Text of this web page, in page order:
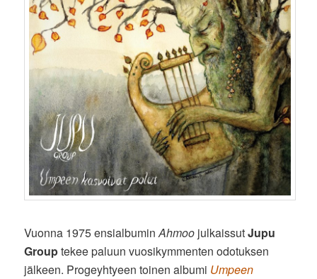
Vuonna 1975 ensialbuminAhmoo julkaissutJupu
Grouptekee paluun vuosikymmenten odotuksen
jälkeen. Progeyhtyeen toinen albumi Umpeen